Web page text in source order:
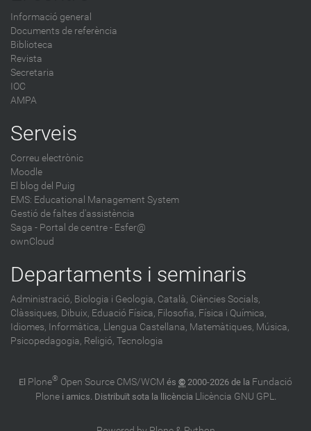
Informació general
Documents de referència
Biblioteca
Revista
Secretaria
IOC
AMPA
Serveis
Correu electrònic
Moodle
El blog del Puig
EMS: Educational Management System
Gestió de faltes d'assistència
Saga - Portal de centre - Esfer@
ownCloud
Departaments i seminaris
Administració, Biologia i Geologia, Català, Ciències Socials,
Clàssiques, Dibuix, Eduació Física, Filosofia, Física i Química,
Idiomes, Informàtica, Llengua Castellana, Matemàtiques, Música,
Psicopedagogia, Religió, Tecnologia
El Plone® Open Source CMS/WCM és © 2000-2026 de la Fundació
Plonei amics. Distribuït sota la llicència Llicència GNU GPL.